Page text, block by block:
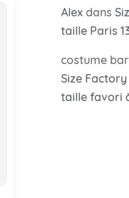
Alex dans
taille Paris
costume
Size
taille favori